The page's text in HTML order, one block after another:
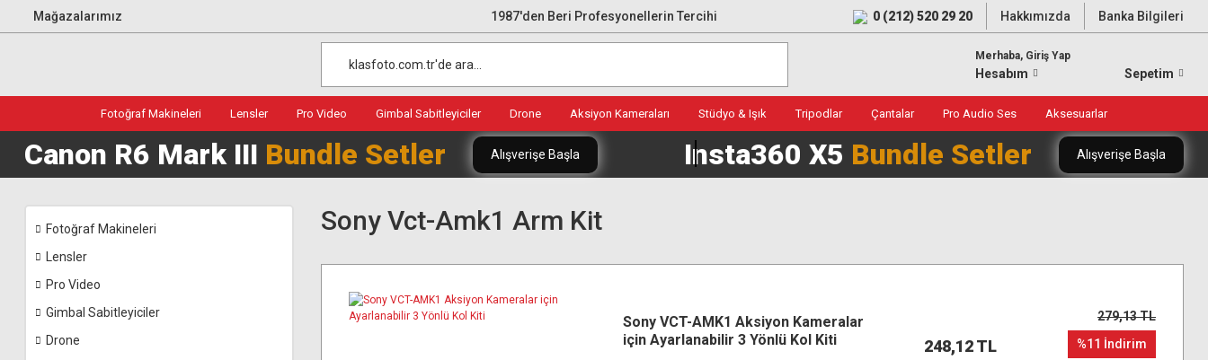
Mağazalarımız 1987'den Beri Profesyonellerin Tercihi 0 (212) 520 29 20 Hakkımızda Banka Bilgileri
Merhaba, Giriş Yap
Hesabım Sepetim
Fotoğraf Makineleri Lensler Pro Video Gimbal Sabitleyiciler Drone Aksiyon Kameraları Stüdyo & Işık Tripodlar Çantalar Pro Audio Ses Aksesuarlar
Canon R6 Mark III Bundle Setler Alışverişe Başla Insta360 X5 Bundle Setler Alışverişe Başla
Fotoğraf Makineleri
Lensler
Pro Video
Gimbal Sabitleyiciler
Drone
Sony Vct-Amk1 Arm Kit
Sony VCT-AMK1 Aksiyon Kameralar
için Ayarlanabilir 3 Yönlü Kol Kiti
248,12 TL
279,13 TL
%11 İndirim